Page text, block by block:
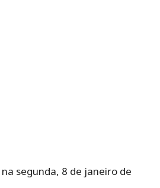
segunda, 8 de janeiro de